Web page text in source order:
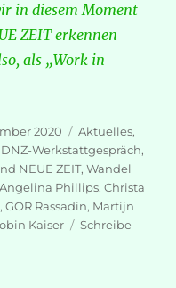
in diesem Moment
ZEIT erkennen
als „Work in
– mit Robin
2020 Kategorien
Aktuelles,
DNZ-Werkstattgespräch,
NEUE ZEIT,Wandel
Angelina Phillips,Christa
,GOR Rassadin, Martijn
Kaiser
Schreibe